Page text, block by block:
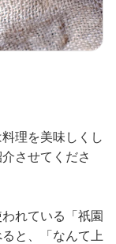
理を美味しくし
させてくださ
れている「祇園
と、「なんて上